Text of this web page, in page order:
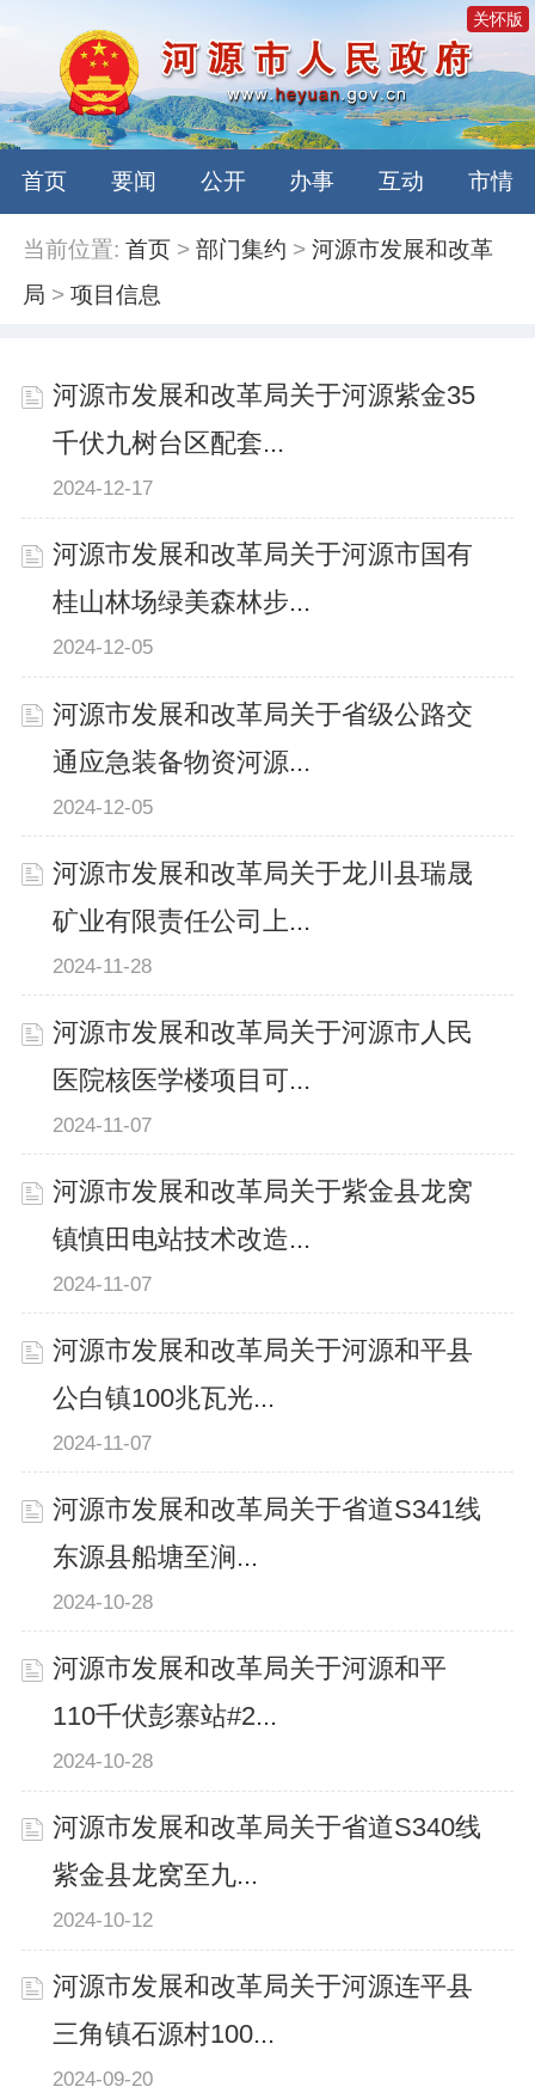
关怀版
首页 要闻 公开 办事 互动 市情
当前位置: 首页 >部门集约 >河源市发展和改革
局 >项目信息
河源市发展和改革局关于河源紫金35
千伏九树台区配套...
2024-12-17
河源市发展和改革局关于河源市国有
桂山林场绿美森林步...
2024-12-05
河源市发展和改革局关于省级公路交
通应急装备物资河源...
2024-12-05
河源市发展和改革局关于龙川县瑞晟
矿业有限责任公司上...
2024-11-28
河源市发展和改革局关于河源市人民
医院核医学楼项目可...
2024-11-07
河源市发展和改革局关于紫金县龙窝
镇慎田电站技术改造...
2024-11-07
河源市发展和改革局关于河源和平县
公白镇100兆瓦光...
2024-11-07
河源市发展和改革局关于省道S341线
东源县船塘至涧...
2024-10-28
河源市发展和改革局关于河源和平
110千伏彭寨站#2...
2024-10-28
河源市发展和改革局关于省道S340线
紫金县龙窝至九...
2024-10-12
河源市发展和改革局关于河源连平县
三角镇石源村100...
2024-09-20